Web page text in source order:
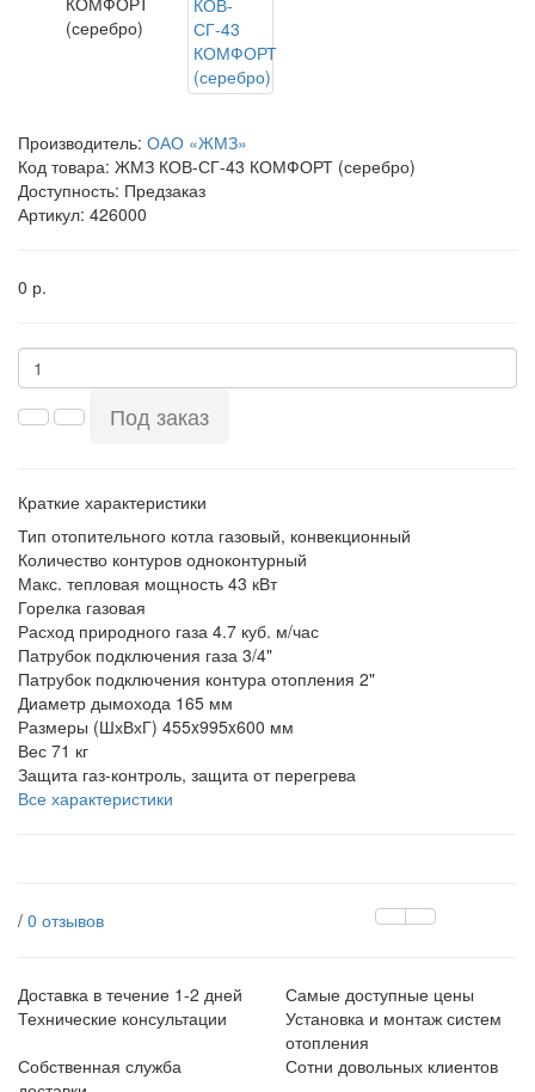
Производитель: ОАО «ЖМЗ»
Код товара: ЖМЗ КОВ-СГ-43 КОМФОРТ (серебро)
Доступность: Предзаказ
Артикул: 426000
0 р.
Под заказ
Краткие характеристики
Тип отопительного котла газовый, конвекционный
Количество контуров одноконтурный
Макс. тепловая мощность 43 кВт
Горелка газовая
Расход природного газа 4.7 куб. м/час
Патрубок подключения газа 3/4"
Патрубок подключения контура отопления 2"
Диаметр дымохода 165 мм
Размеры (ШхВхГ) 455x995x600 мм
Вес 71 кг
Защита газ-контроль, защита от перегрева
Все характеристики
/ 0 отзывов
Доставка в течение 1-2 дней
Самые доступные цены
Технические консультации
Установка и монтаж систем
отопления
Собственная служба
Сотни довольных клиентов